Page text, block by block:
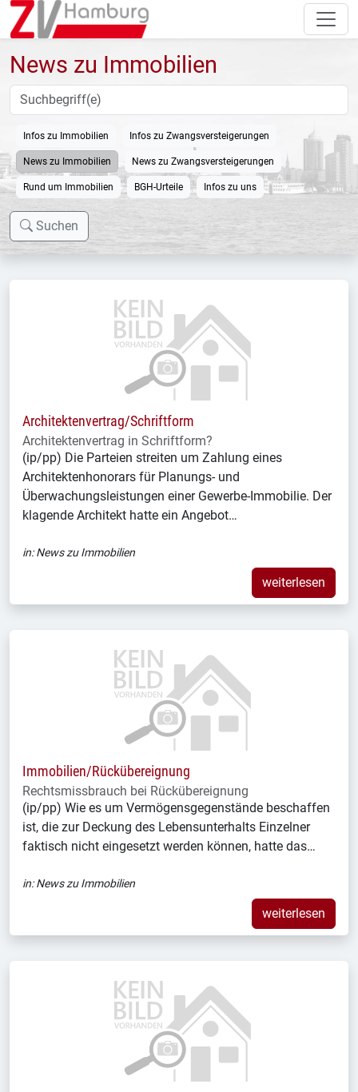
News zu Immobilien
Infos zu Immobilien Infos zu Zwangsversteigerungen
News zu Immobilien News zu Zwangsversteigerungen
Rund um Immobilien BGH-Urteile Infos zu uns
Suchen
Architektenvertrag/Schriftform
Architektenvertrag in Schriftform?
(ip/pp) Die Parteien streiten um Zahlung eines
Architektenhonorars für Planungs- und
Überwachungsleistungen einer Gewerbe-Immobilie. Der
klagende Architekt hatte ein Angebot…
in:News zu Immobilien
weiterlesen
Immobilien/Rückübereignung
Rechtsmissbrauch bei Rückübereignung
(ip/pp) Wie es um Vermögensgegenstände beschaffen
ist, die zur Deckung des Lebensunterhalts Einzelner
faktisch nicht eingesetzt werden können, hatte das…
in:News zu Immobilien
weiterlesen